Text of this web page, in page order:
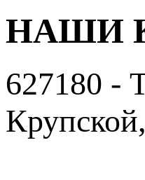
НАШИ
627180 -